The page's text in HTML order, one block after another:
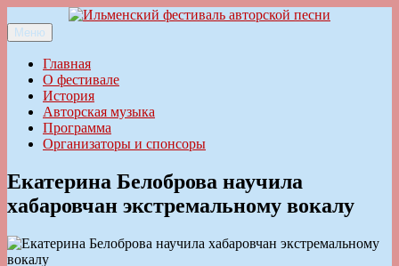
к
содержимому
Ильменский фестиваль авторской песни
Меню
Главная
О фестивале
История
Авторская музыка
Программа
Организаторы и спонсоры
Екатерина Белоброва научила
хабаровчан экстремальному вокалу